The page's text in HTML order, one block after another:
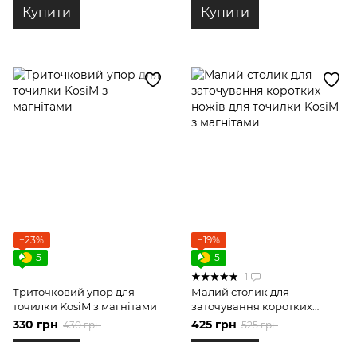
Купити Купити
−23%
5
Триточковий упор для
точилки KosiM з магнітами
330 грн 430 грн
−19%
5
1
Малий столик для
заточування коротких
ножів для точилки KosiM з
магнітами
425 грн 525 грн